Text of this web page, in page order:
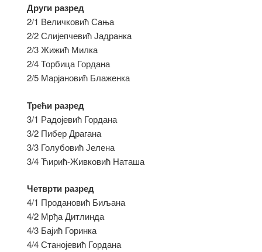
Други разред
2/1 Величковић Сања
2/2 Слијепчевић Јадранка
2/3 Жижић Милка
2/4 Торбица Гордана
2/5 Марјановић Блаженка
Трећи разред
3/1 Радојевић Гордана
3/2 Пибер Драгана
3/3 Голубовић Јелена
3/4 Ћирић-Живковић Наташа
Четврти разред
4/1 Продановић Биљана
4/2 Мрђа Дитлинда
4/3 Бајић Горинка
4/4 Станојевић Гордана